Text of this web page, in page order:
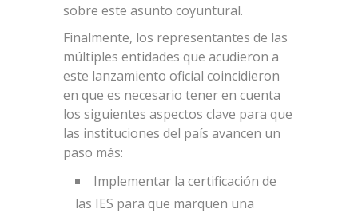
sobre este asunto coyuntural.
Finalmente, los representantes de las
múltiples entidades que acudieron a
este lanzamiento oficial coincidieron
en que es necesario tener en cuenta
los siguientes aspectos clave para que
las instituciones del país avancen un
paso más:
Implementar la certificación de
las IES para que marquen una